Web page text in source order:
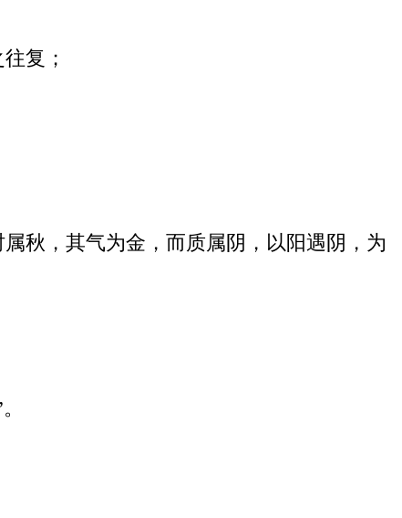
复；
秋，其气为金，而质属阴，以阳遇阴，为